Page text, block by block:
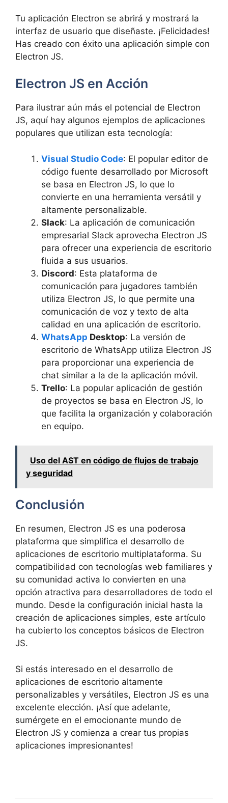
Tu aplicación Electron se abrirá y mostrará la
interfaz de usuario que diseñaste. ¡Felicidades!
Has creado con éxito una aplicación simple con
Electron JS.
Electron JS en Acción
Para ilustrar aún más el potencial de Electron
JS, aquí hay algunos ejemplos de aplicaciones
populares que utilizan esta tecnología:
Visual Studio Code: El popular editor de
código fuente desarrollado por Microsoft
se basa en Electron JS, lo que lo
convierte en una herramienta versátil y
altamente personalizable.
Slack: La aplicación de comunicación
empresarial Slack aprovecha Electron JS
para ofrecer una experiencia de escritorio
fluida a sus usuarios.
Discord: Esta plataforma de
comunicación para jugadores también
utiliza Electron JS, lo que permite una
comunicación de voz y texto de alta
calidad en una aplicación de escritorio.
WhatsApp Desktop: La versión de
escritorio de WhatsApp utiliza Electron JS
para proporcionar una experiencia de
chat similar a la de la aplicación móvil.
Trello: La popular aplicación de gestión
de proyectos se basa en Electron JS, lo
que facilita la organización y colaboración
en equipo.
Uso del AST en código de flujos de trabajo
y seguridad
Conclusión
En resumen, Electron JS es una poderosa
plataforma que simplifica el desarrollo de
aplicaciones de escritorio multiplataforma. Su
compatibilidad con tecnologías web familiares y
su comunidad activa lo convierten en una
opción atractiva para desarrolladores de todo el
mundo. Desde la configuración inicial hasta la
creación de aplicaciones simples, este artículo
ha cubierto los conceptos básicos de Electron
JS.
Si estás interesado en el desarrollo de
aplicaciones de escritorio altamente
personalizables y versátiles, Electron JS es una
excelente elección. ¡Así que adelante,
sumérgete en el emocionante mundo de
Electron JS y comienza a crear tus propias
aplicaciones impresionantes!